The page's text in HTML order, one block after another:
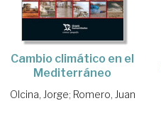
Cambio climático en el
Mediterráneo
Olcina, Jorge; Romero, Juan